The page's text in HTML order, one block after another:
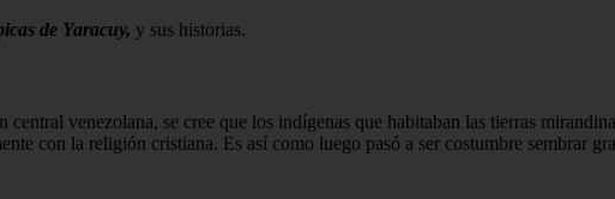
de Yaracuy, y sus historias.
venezolana, se cree que los indígenas que habitaban las tierras
con la religión cristiana. Es así como luego pasó a ser costumbre sembrar